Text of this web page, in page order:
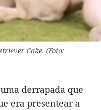
Cake. (Foto:
derrapada que
era presentear a